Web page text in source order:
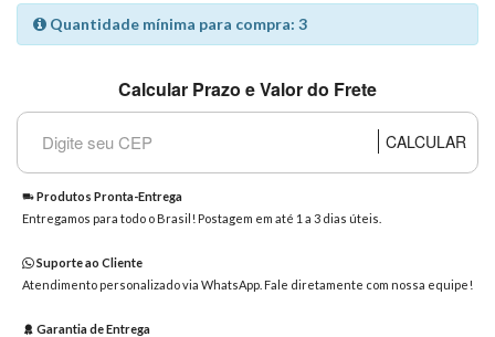
Chat
WhatsApp
nos uma
mensagem
Quantidade mínima para compra: 3
Calcular Prazo e Valor do Frete
CALCULAR
Produtos Pronta-Entrega
Entregamos para todo o Brasil! Postagem em até 1 a 3 dias úteis.
Suporte ao Cliente
Atendimento personalizado via WhatsApp. Fale diretamente com nossa equipe!
Garantia de Entrega